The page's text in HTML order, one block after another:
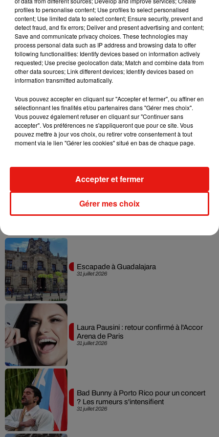
flamencos enflammés, ou encore les Canariespour fuir
l'automne en douceur. L'Espagne a un itinéraire pour chaque
profil et chaque budget. Une chose est sûre : une fois qu'on y
a goûté, on revient toujours. ¡ Hasta pronto !
Musique
Karol G dévoile la tracklist de son nouvel
album… avec des invités...
Becky G sur son nouveau single
31 juillet 2026
Escapade à Guadalajara
31 juillet 2026
Laura Pausini : retour confirmé à l'Accor
Arena de Paris
31 juillet 2026
Bad Bunny à Porto Rico pour un concert
? Les rumeurs s'intensifient
profiles to personalise content; Use profiles to select personalised
content; Use limited data to select content; Ensure security, prevent and
detect fraud, and fix errors; Deliver and present advertising and content;
Save and communicate privacy choices. These technologies may
process personal data such as IP address and browsing data to offer
following functionalities: Identify devices based on information actively
requested; Use precise geolocation data; Match and combine data from
other data sources; Link different devices; Identify devices based on
information transmitted automatically.
Vous pouvez accepter en cliquant sur "Accepter et fermer", ou affiner en
sélectionnant les finalités et/ou partenaires dans "Gérer mes choix".
Vous pouvez également refuser en cliquant sur "Continuer sans
accepter". Vos préférences ne s'appliqueront que pour ce site. Vous
pouvez mettre à jour vos choix, ou retirer votre consentement à tout
moment via le lien "Gérer les cookies" situé en bas de chaque page.
Gérer mes choix
Accepter et fermer